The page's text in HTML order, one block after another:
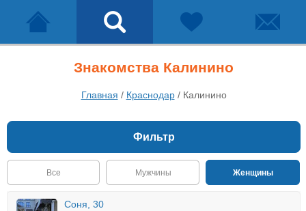
Знакомства Калинино
Главная / Краснодар/ Калинино
Фильтр
Все Мужчины Женщины
Соня, 30